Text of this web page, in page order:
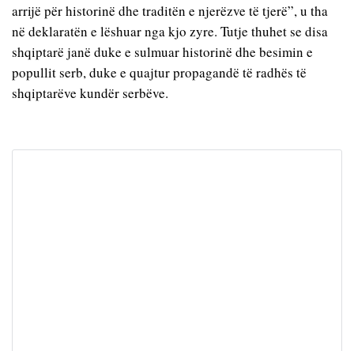
arrijë për historinë dhe traditën e njerëzve të tjerë”, u tha
në deklaratën e lëshuar nga kjo zyre. Tutje thuhet se disa
shqiptarë janë duke e sulmuar historinë dhe besimin e
popullit serb, duke e quajtur propagandë të radhës të
shqiptarëve kundër serbëve.